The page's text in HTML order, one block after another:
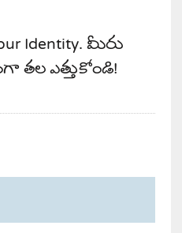
Identity. మీరు
తల ఎత్తుకోండి!